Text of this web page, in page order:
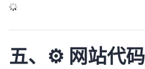
五、⚙️ 网站代码